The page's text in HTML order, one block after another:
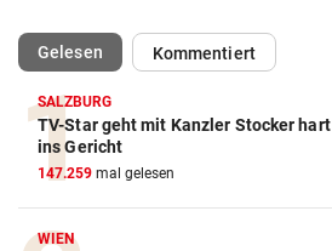
Gelesen(ausgewählt)Kommentiert
SALZBURG
TV-Star geht mit Kanzler Stocker hart
ins Gericht
147.259 mal gelesen
WIEN